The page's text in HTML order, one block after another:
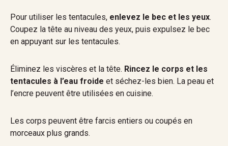
Pour utiliser les tentacules, enlevez le bec et les yeux.
Coupez la tête au niveau des yeux, puis expulsez le bec
en appuyant sur les tentacules.
Éliminez les viscères et la tête. Rincez le corps et les
tentacules à l’eau froide et séchez-les bien. La peau et
l’encre peuvent être utilisées en cuisine.
Les corps peuvent être farcis entiers ou coupés en
morceaux plus grands.